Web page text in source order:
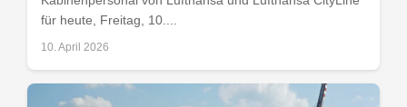
für heute, Freitag, 10....
10. April 2026